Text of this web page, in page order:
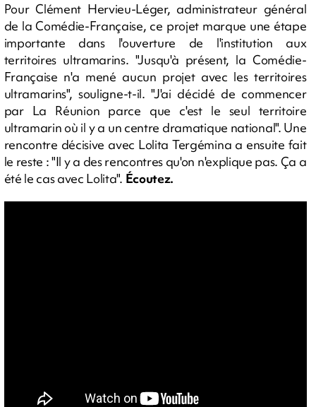
Pour Clément Hervieu-Léger, administrateur général
de la Comédie-Française, ce projet marque une étape
importante dans l'ouverture de l'institution aux
territoires ultramarins. "Jusqu'à présent, la Comédie-
Française n'a mené aucun projet avec les territoires
ultramarins", souligne-t-il. "J'ai décidé de commencer
par La Réunion parce que c'est le seul territoire
ultramarin où il y a un centre dramatique national". Une
rencontre décisive avec Lolita Tergémina a ensuite fait
le reste : "Il y a des rencontres qu'on n'explique pas. Ça a
été le cas avec Lolita". Écoutez.